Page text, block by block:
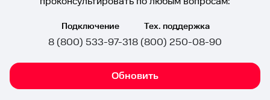
Подключение
8 (800) 533-97-31
Тех. поддержка
8 (800) 250-08-90
Обновить